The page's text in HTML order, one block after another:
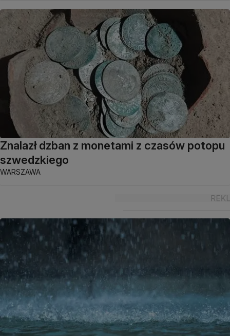
Znalazł dzban z monetami z czasów potopu
szwedzkiego
WARSZAWA